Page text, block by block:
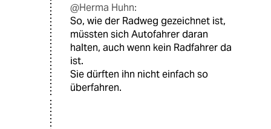
@Herma Huhn:
So, wie der Radweg gezeichnet ist,
müssten sich Autofahrer daran
halten, auch wenn kein Radfahrer da
ist.
Sie dürften ihn nicht einfach so
überfahren.